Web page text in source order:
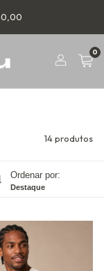
0
14 produtos
Ordenar por:
Destaque